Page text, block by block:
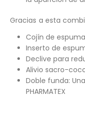
Gracias a esta
Cojín de
Inserto de
Declive para
Alivio sacro-
Doble funda:
PHARMATEX